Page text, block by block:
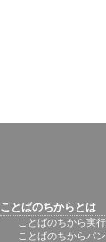
ことばのちからとは
ことばのちから実
ことばのちからパ